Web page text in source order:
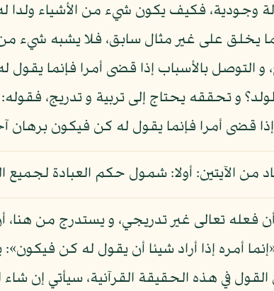
وجودية، فكيف يكون شيء من الأشياء ولدا
يخلق على غير مثال سابق، فلا يشبه شيء من
و التوصل بالأسباب إذا قضى أمرا فإنما
و تحققه يحتاج إلى تربية و تدريج،
قضى أمرا فإنما يقول له كن فيكون برهان
من الآيتين: أولا: شمول حكم العبادة
أن فعله تعالى غير تدريجي، و يستدرج من
في هذه الحقيقة القرآنية، سيأتي إن شاء الله